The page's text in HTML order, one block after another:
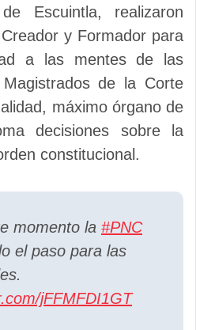
Escuintla, realizaron
y Formador para
a las mentes de las
de la Corte
máximo órgano de
decisiones sobre la
constitucional.
momento la #PNC
el paso para las
jFFMFDI1GT